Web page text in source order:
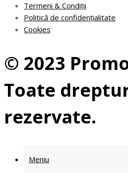
Termeni & Condiții
Politică de confidențialitate
Cookies
© 2023
Toate
rezervate.
Meniu